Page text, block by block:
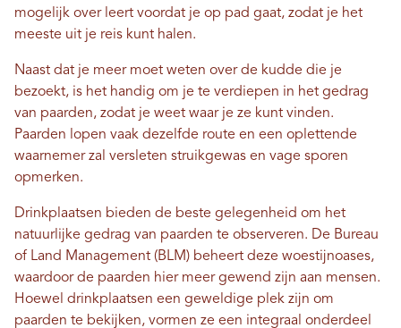
mogelijk over leert voordat je op pad gaat, zodat je het
meeste uit je reis kunt halen.
Naast dat je meer moet weten over de kudde die je
bezoekt, is het handig om je te verdiepen in het gedrag
van paarden, zodat je weet waar je ze kunt vinden.
Paarden lopen vaak dezelfde route en een oplettende
waarnemer zal versleten struikgewas en vage sporen
opmerken.
Drinkplaatsen bieden de beste gelegenheid om het
natuurlijke gedrag van paarden te observeren. De Bureau
of Land Management (BLM) beheert deze woestijnoases,
waardoor de paarden hier meer gewend zijn aan mensen.
Hoewel drinkplaatsen een geweldige plek zijn om
paarden te bekijken, vormen ze een integraal onderdeel